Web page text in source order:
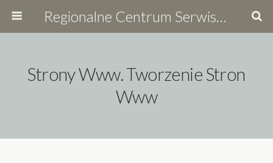
Regionalne Centrum Serwisowe
Strony Www. Tworzenie Stron
Www